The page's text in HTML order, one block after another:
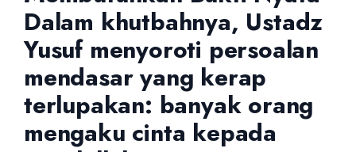
Dalam khutbahnya, Ustadz
Yusuf menyoroti persoalan
mendasar yang kerap
terlupakan: banyak orang
mengaku cinta kepada